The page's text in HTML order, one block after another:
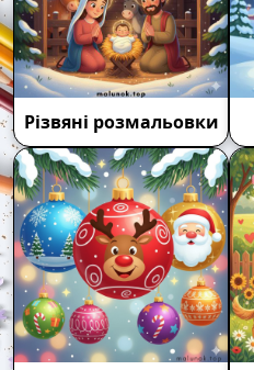
Різвяні розмальовки